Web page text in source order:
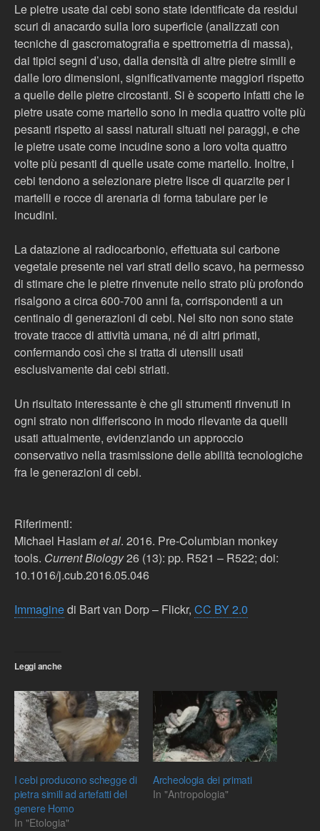
Le pietre usate dai cebi sono state identificate da residui
scuri di anacardo sulla loro superficie (analizzati con
tecniche di gascromatografia e spettrometria di massa),
dai tipici segni d’uso, dalla densità di altre pietre simili e
dalle loro dimensioni, significativamente maggiori rispetto
a quelle delle pietre circostanti. Si è scoperto infatti che le
pietre usate come martello sono in media quattro volte più
pesanti rispetto ai sassi naturali situati nei paraggi, e che
le pietre usate come incudine sono a loro volta quattro
volte più pesanti di quelle usate come martello. Inoltre, i
cebi tendono a selezionare pietre lisce di quarzite per i
martelli e rocce di arenaria di forma tabulare per le
incudini.
La datazione al radiocarbonio, effettuata sul carbone
vegetale presente nei vari strati dello scavo, ha permesso
di stimare che le pietre rinvenute nello strato più profondo
risalgono a circa 600-700 anni fa, corrispondenti a un
centinaio di generazioni di cebi. Nel sito non sono state
trovate tracce di attività umana, né di altri primati,
confermando così che si tratta di utensili usati
esclusivamente dai cebi striati.
Un risultato interessante è che gli strumenti rinvenuti in
ogni strato non differiscono in modo rilevante da quelli
usati attualmente, evidenziando un approccio
conservativo nella trasmissione delle abilità tecnologiche
fra le generazioni di cebi.
Riferimenti:
Michael Haslamet al. 2016. Pre-Columbian monkey
tools. Current Biology26 (13): pp. R521 – R522; doi:
10.1016/j.cub.2016.05.046
Immaginedi Bart van Dorp – Flickr, CC BY 2.0
Leggi anche
I cebi producono schegge di
pietra simili ad artefatti del
genere Homo
In "Etologia"
Archeologia dei primati
In "Antropologia"